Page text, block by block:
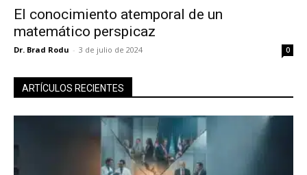
El conocimiento atemporal de un
matemático perspicaz
Dr. Brad Rodu - 3 de julio de 2024 0
ARTÍCULOS RECIENTES